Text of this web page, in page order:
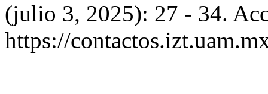
(julio 3, 2025): 27 - 34.
https://